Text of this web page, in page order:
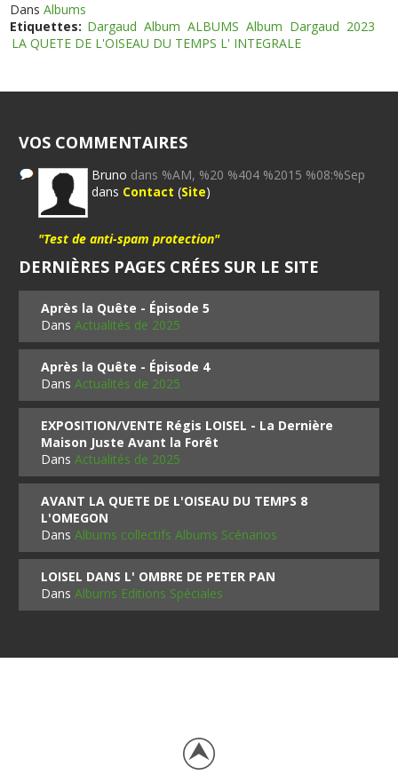
DansAlbums
Etiquettes: Dargaud Album ALBUMS Album Dargaud 2023
LA QUETE DE L'OISEAU DU TEMPS L' INTEGRALE
VOS COMMENTAIRES
Bruno dans %AM, %20 %404 %2015 %08:%Sep
dans Contact (Site)
"Test de anti-spam protection"
DERNIÈRES PAGES CRÉES SUR LE SITE
Après la Quête - Épisode 5
DansActualités de 2025
Après la Quête - Épisode 4
DansActualités de 2025
EXPOSITION/VENTE Régis LOISEL - La Dernière
Maison Juste Avant la Forêt
DansActualités de 2025
AVANT LA QUETE DE L'OISEAU DU TEMPS 8
L'OMEGON
DansAlbums collectifs Albums Scénarios
LOISEL DANS L' OMBRE DE PETER PAN
DansAlbums Editions Spéciales